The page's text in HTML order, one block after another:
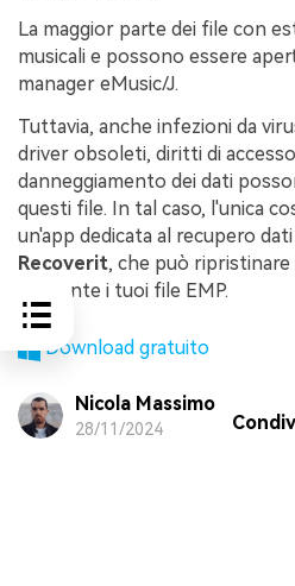
La maggior parte dei file con
musicali e possono essere
manager eMusic/J.
Tuttavia, anche infezioni da
driver obsoleti, diritti di
danneggiamento dei dati
questi file. In tal caso, l'unica
un'app dedicata al recupero
Recoverit, che può ripristinare
efficiente i tuoi file EMP.
Download gratuito
Nicola Massimo
28/11/2024